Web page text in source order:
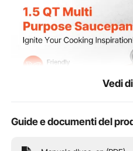
Peso netto 2,2
Dimensioni del
Vedi
Guide e documenti del